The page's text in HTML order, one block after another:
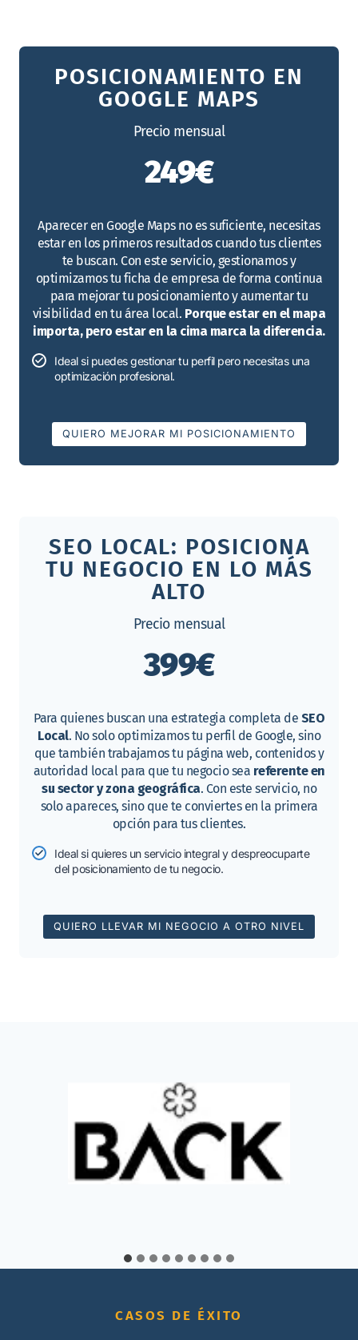
POSICIONAMIENTO EN
GOOGLE MAPS
Precio mensual
249€
Aparecer en Google Maps no es suficiente, necesitas
estar en los primeros resultados cuando tus clientes
te buscan. Con este servicio, gestionamos y
optimizamos tu ficha de empresa de forma continua
para mejorar tu posicionamiento y aumentar tu
visibilidad en tu área local. Porque estar en el mapa
importa, pero estar en la cima marca la diferencia.
Ideal si puedes gestionar tu perfil pero necesitas una
optimización profesional.
QUIERO MEJORAR MI POSICIONAMIENTO
SEO LOCAL: POSICIONA
TU NEGOCIO EN LO MÁS
ALTO
Precio mensual
399€
Para quienes buscan una estrategia completa de SEO
Local. No solo optimizamos tu perfil de Google, sino
que también trabajamos tu página web, contenidos y
autoridad local para que tu negocio sea referente en
su sector y zona geográfica. Con este servicio, no
solo apareces, sino que te conviertes en la primera
opción para tus clientes.
Ideal si quieres un servicio integral y despreocuparte
del posicionamiento de tu negocio.
QUIERO LLEVAR MI NEGOCIO A OTRO NIVEL
CASOS DE ÉXITO